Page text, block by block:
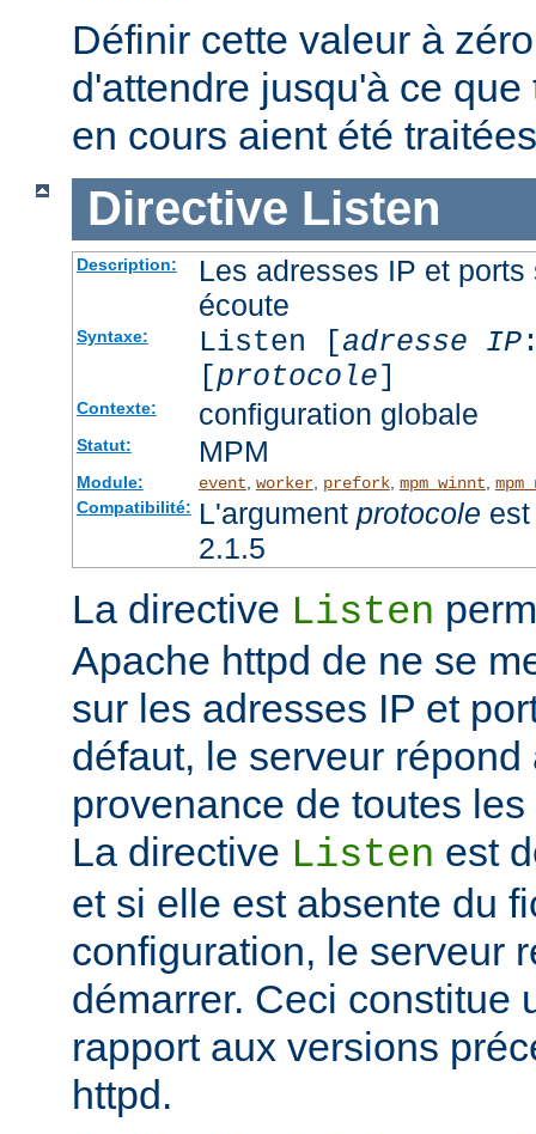
Définir cette valeur à
d'attendre jusqu'à ce
en cours aient été
Directive Listen
Description:
Les adresses IP et
écoute
Syntaxe: Listen [adresse IP
[protocole]
Contexte: configuration globale
Statut: MPM
Module: event worker, prefork, mpm_winnt
Compatibilité: L'argument protocole
2.1.5
La directive Listen
Apache httpd de ne se
sur les adresses IP et
défaut, le serveur
provenance de toutes
La directive Listen est
et si elle est absente du
configuration, le serveur
démarrer. Ceci constitue
rapport aux versions
httpd.